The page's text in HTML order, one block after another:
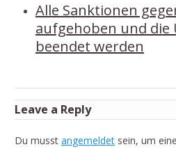
Alle Sanktionen
aufgehoben und die
beendet werden
Leave a Reply
Du musst angemeldetsein, um